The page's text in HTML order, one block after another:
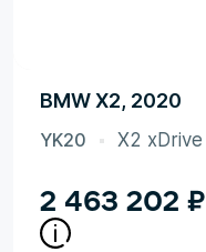
BMW X2, 2020
YK20 X2 xDrive
2 463 202 ₽